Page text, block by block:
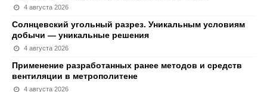
4 августа 2026
Солнцевский угольный разрез. Уникальным условиям
добычи — уникальные решения
4 августа 2026
Применение разработанных ранее методов и средств
вентиляции в метрополитене
4 августа 2026